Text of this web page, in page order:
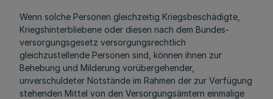
Wenn solche Personen gleichzeitig Kriegsbeschädigte,
Kriegshinterbliebene oder diesen nach dem Bundes-
versorgungsgesetz versorgungsrechtlich
gleichzustellende Personen sind, können ihnen zur
Behebung und Milderung vorübergehender,
unverschuldeter Notstände im Rahmen der zur Verfügung
stehenden Mittel von den Versorgungsämtern einmalige